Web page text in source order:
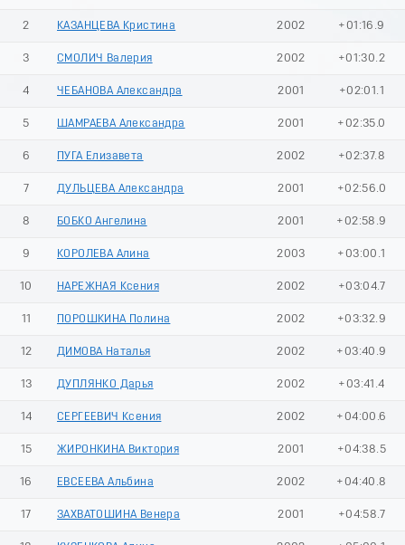
2 КАЗАНЦЕВА Кристина 2002 +01:16.9
3 СМОЛИЧ Валерия 2002 +01:30.2
4 ЧЕБАНОВА Александра 2001 +02:01.1
5 ШАМРАЕВА Александра 2001 +02:35.0
6 ПУГА Елизавета 2002 +02:37.8
7 ДУЛЬЦЕВА Александра 2001 +02:56.0
8 БОБКО Ангелина 2001 +02:58.9
9 КОРОЛЕВА Алина 2003 +03:00.1
10 НАРЕЖНАЯ Ксения 2002 +03:04.7
11 ПОРОШКИНА Полина 2002 +03:32.9
12 ДИМОВА Наталья 2002 +03:40.9
13 ДУПЛЯНКО Дарья 2002 +03:41.4
14 СЕРГЕЕВИЧ Ксения 2002 +04:00.6
15 ЖИРОНКИНА Виктория 2001 +04:38.5
16 ЕВСЕЕВА Альбина 2002 +04:40.8
17 ЗАХВАТОШИНА Венера 2001 +04:58.7